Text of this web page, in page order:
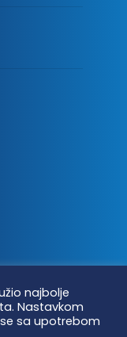
najbolje
Nastavkom
sa upotrebom